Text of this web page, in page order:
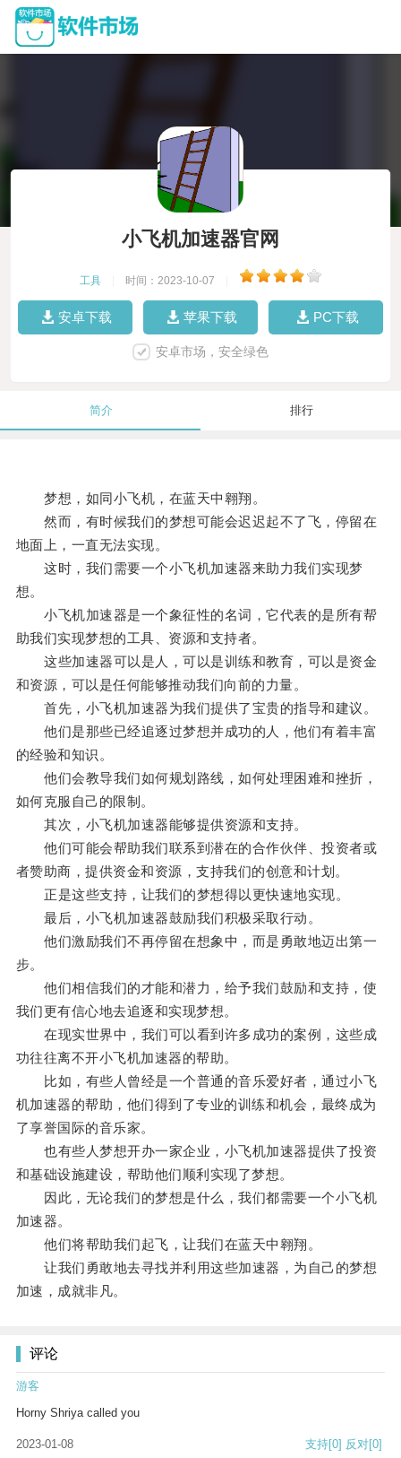
小飞机加速器官网
工具 时间：2023-10-07
安卓下载 苹果下载 PC下载
安卓市场，安全绿色
简介 排行
梦想，如同小飞机，在蓝天中翱翔。
然而，有时候我们的梦想可能会迟迟起不了飞，停留在
地面上，一直无法实现。
这时，我们需要一个小飞机加速器来助力我们实现梦
想。
小飞机加速器是一个象征性的名词，它代表的是所有帮
助我们实现梦想的工具、资源和支持者。
这些加速器可以是人，可以是训练和教育，可以是资金
和资源，可以是任何能够推动我们向前的力量。
首先，小飞机加速器为我们提供了宝贵的指导和建议。
他们是那些已经追逐过梦想并成功的人，他们有着丰富
的经验和知识。
他们会教导我们如何规划路线，如何处理困难和挫折，
如何克服自己的限制。
其次，小飞机加速器能够提供资源和支持。
他们可能会帮助我们联系到潜在的合作伙伴、投资者或
者赞助商，提供资金和资源，支持我们的创意和计划。
正是这些支持，让我们的梦想得以更快速地实现。
最后，小飞机加速器鼓励我们积极采取行动。
他们激励我们不再停留在想象中，而是勇敢地迈出第一
步。
他们相信我们的才能和潜力，给予我们鼓励和支持，使
我们更有信心地去追逐和实现梦想。
在现实世界中，我们可以看到许多成功的案例，这些成
功往往离不开小飞机加速器的帮助。
比如，有些人曾经是一个普通的音乐爱好者，通过小飞
机加速器的帮助，他们得到了专业的训练和机会，最终成为
了享誉国际的音乐家。
也有些人梦想开办一家企业，小飞机加速器提供了投资
和基础设施建设，帮助他们顺利实现了梦想。
因此，无论我们的梦想是什么，我们都需要一个小飞机
加速器。
他们将帮助我们起飞，让我们在蓝天中翱翔。
让我们勇敢地去寻找并利用这些加速器，为自己的梦想
加速，成就非凡。
评论
游客
Horny Shriya called you
2023-01-08 支持[0] 反对[0]